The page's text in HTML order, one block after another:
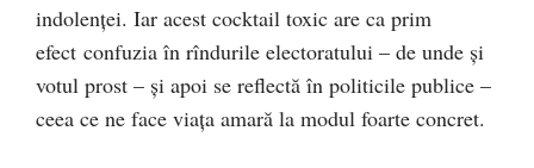
indolenței. Iar acest cocktail toxic are ca prim
efect confuzia în rîndurile electoratului – de unde și
votul prost – și apoi se reflectă în politicile publice –
ceea ce ne face viața amară la modul foarte concret.